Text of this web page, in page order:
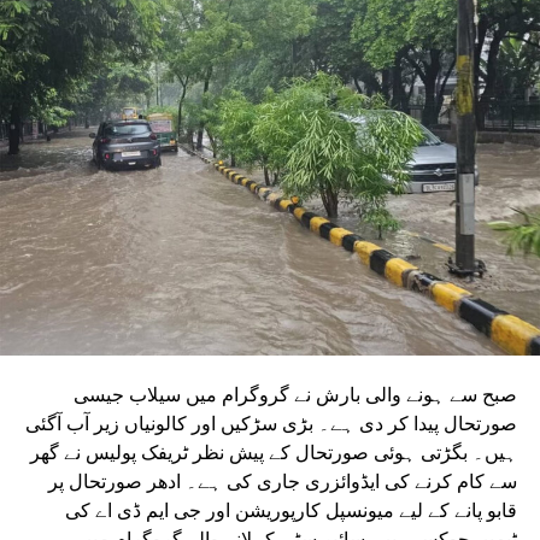
دونوں راستوں پر کام شروع کرنے کے لیے تقریباً چھ ماہ قبل
ٹینڈر جاری کیا تھا۔ ٹینڈر کی آخری تاریخ میں دو بار توسیع کی
گئی۔ اب اس عمل کے لیے ایجنسی کا انتخاب کر لیا گیا ہے۔این
ایم آر سی کے عہدیداروں نے بتایا کہ دونوں راستوں پر کام
شروع کرنے کے لئے ایل این ٹی نامی ایجنسی کا انتخاب کیا گیا
ہے۔ یہ ایجنسی دونوں راستوں پر تعمیراتی کام کرے گی۔
دونوں راستوں پر سول کام کے لیے منتخب کردہ ایجنسی لارسن
اینڈ ٹوبرو (L&T) ہے۔ سول ورک کی تخمینہ لاگت 1,200 کروڑ
ہے۔اس لائن پر آٹھ اسٹیشن بنائے جائیں گے۔ ان میں
سیکٹر-38A بوٹینیکل گارڈن، سیکٹر-44، نوئیڈا آفس، سیکٹر-96،
سیکٹر-97، سیکٹر-105، سیکٹر-108، سیکٹر-93، اور پنچشیل
بوائز انٹر کالج شامل ہوں گے۔
صبح سے ہونے والی بارش نے گروگرام میں سیلاب جیسی
صورتحال پیدا کر دی ہے۔ بڑی سڑکیں اور کالونیاں زیر آب آگئی
ہیں۔ بگڑتی ہوئی صورتحال کے پیش نظر ٹریفک پولیس نے گھر
سے کام کرنے کی ایڈوائزری جاری کی ہے۔ ادھر صورتحال پر
قابو پانے کے لیے میونسپل کارپوریشن اور جی ایم ڈی اے کی